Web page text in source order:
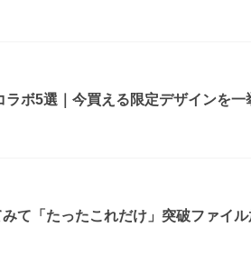
ラボ5選｜今買える限定デザインを一
て「たったこれだけ」突破ファイ